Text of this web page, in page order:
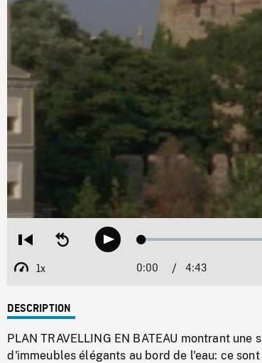
Restart
beginning
Seek
backwardPlay Loaded:
1x
Playback
Current
0:00 / Duration
4:43
DESCRIPTION
PLAN TRAVELLING EN BATEAU montrant
d'immeubles élégants au bord de l'eau: ce